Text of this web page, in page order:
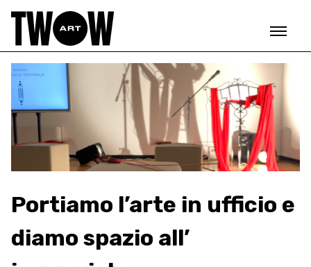
Portiamo l’arte in ufficio e
diamo spazio all’